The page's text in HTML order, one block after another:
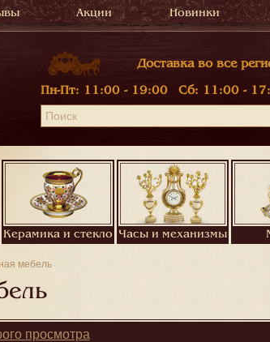
Акции Новинки
Доставка во все
Пн-Пт: 11:00 - 19:00 Сб: 11:00 -
Керамика и стекло Часы и механизмы
мебель
просмотра